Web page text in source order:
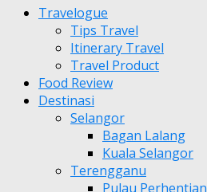
Travelogue
Tips Travel
Itinerary Travel
Travel Product
Food Review
Destinasi
Selangor
Bagan Lalang
Kuala Selangor
Terengganu
Pulau Perhentian